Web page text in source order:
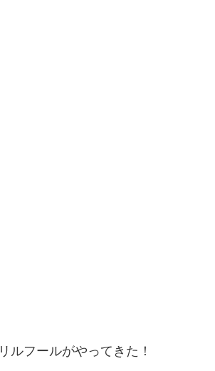
ルフールがやってきた！